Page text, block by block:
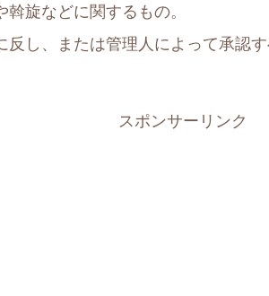
旋などに関するもの。
反し、または管理人によって承認
スポンサーリンク